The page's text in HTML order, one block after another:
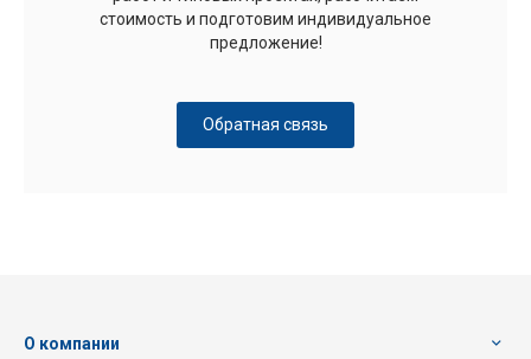
стоимость и подготовим индивидуальное
предложение!
Обратная связь
О компании